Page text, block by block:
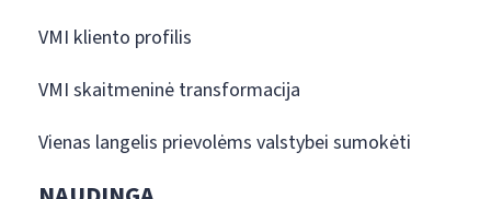
VMI kliento profilis
VMI skaitmeninė transformacija
Vienas langelis prievolėms valstybei sumokėti